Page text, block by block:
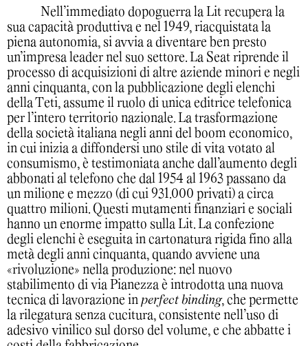
Nell’immediato dopoguerra la Lit recupera la
sua capacità produttiva e nel 1949, riacquistata la
piena autonomia, si avvia a diventare ben presto
un’impresa leader nel suo settore. La Seat riprende il
processo di acquisizioni di altre aziende minori e negli
anni cinquanta, con la pubblicazione degli elenchi
della Teti, assume il ruolo di unica editrice telefonica
per l’intero territorio nazionale. La trasformazione
della società italiana negli anni del boom economico,
in cui inizia a diffondersi uno stile di vita votato al
consumismo, è testimoniata anche dall’aumento degli
abbonati al telefono che dal 1954 al 1963 passano da
un milione e mezzo (di cui 931.000 privati) a circa
quattro milioni. Questi mutamenti finanziari e sociali
hanno un enorme impatto sulla Lit. La confezione
degli elenchi è eseguita in cartonatura rigida fino alla
metà degli anni cinquanta, quando avviene una
«rivoluzione» nella produzione: nel nuovo
stabilimento di via Pianezza è introdotta una nuova
tecnica di lavorazione in perfect binding, che permette
la rilegatura senza cucitura, consistente nell’uso di
adesivo vinilico sul dorso del volume, e che abbatte i